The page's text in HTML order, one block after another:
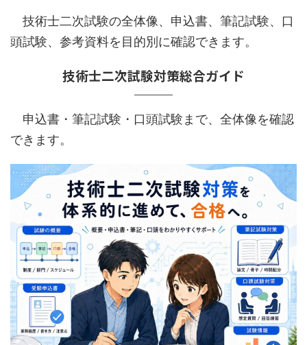
技術士二次試験の全体像、申込書、筆記試験、口
頭試験、参考資料を目的別に確認できます。
技術士二次試験対策総合ガイド
申込書・筆記試験・口頭試験まで、全体像を確認
できます。